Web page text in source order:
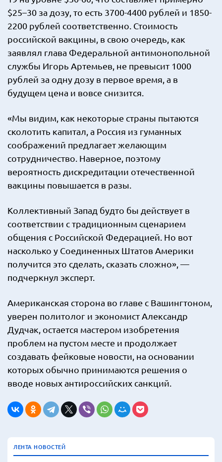
$25–30 за дозу, то есть 3700-4400 рублей и 1850-
2200 рублей соответственно. Стоимость
российской вакцины, в свою очередь, как
заявлял глава Федеральной антимонопольной
службы Игорь Артемьев, не превысит 1000
рублей за одну дозу в первое время, а в
будущем цена и вовсе снизится.
«Мы видим, как некоторые страны пытаются
сколотить капитал, а Россия из гуманных
соображений предлагает желающим
сотрудничество. Наверное, поэтому
вероятность дискредитации отечественной
вакцины повышается в разы.
Коллективный Запад будто бы действует в
соответствии с традиционным сценарием
общения с Российской Федерацией. Но вот
насколько у Соединенных Штатов Америки
получится это сделать, сказать сложно», —
подчеркнул эксперт.
Американская сторона во главе с Вашингтоном,
уверен политолог и экономист Александр
Дудчак, остается мастером изобретения
проблем на пустом месте и продолжает
создавать фейковые новости, на основании
которых обычно принимаются решения о
вводе новых антироссийских санкций.
ЛЕНТА НОВОСТЕЙ